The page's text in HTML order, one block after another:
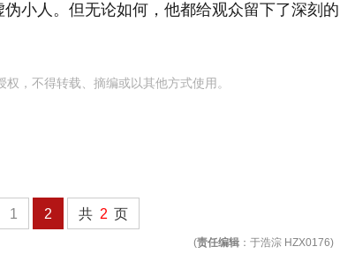
小人。但无论如何，他都给观众留下了深刻的
，不得转载、摘编或以其他方式使用。
1 2 共 2 页
(责任编辑 ：于浩淙 HZX0176)